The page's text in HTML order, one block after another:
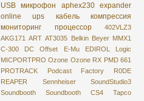
USB микрофон
aphex230 expander
online
ups кабель
компрессия
мониторинг
процессор
402VLZ3
AKG171
ART AT3035 Belkin
Beyer MMX1
C-300
DC Offset E-Mu EDIROL
Logic
MICPORTPRO Ozone Ozone RX PMD 661
PROTRACK
Podcast Factory
R0DE
REAPER
Sennheiser
SoundStudio3
Soundbooth
Soundbooth CS4
Tapco